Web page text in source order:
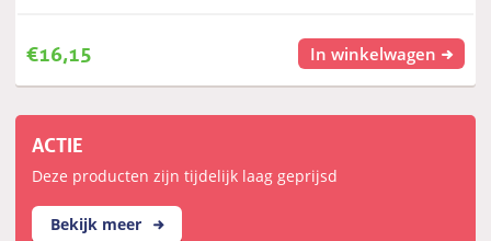
€16,15 In winkelwagen
ACTIE
Deze producten zijn tijdelijk laag geprijsd
Bekijk meer